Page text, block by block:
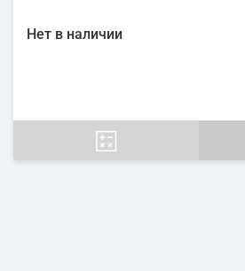
Нет в наличии